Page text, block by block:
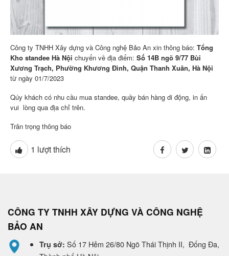
Công ty TNHH Xây dựng và Công nghệ Bảo An xin thông báo: Tổng
Kho standee Hà Nội chuyển về địa điểm: Số 14B ngõ 9/77 Bùi
Xương Trạch, Phường Khương Đình, Quận Thanh Xuân, Hà Nội
từ ngày 01/7/2023
Qúy khách có nhu cầu mua standee, quầy bán hàng di động, in ấn
vui lòng qua địa chỉ trên.
Trân trọng thông báo
1 lượt thích
CÔNG TY TNHH XÂY DỰNG VÀ CÔNG NGHỆ
BẢO AN
Trụ sở: Số 17 Hẻm 26/80 Ngõ Thái Thịnh II, Đống Đa,